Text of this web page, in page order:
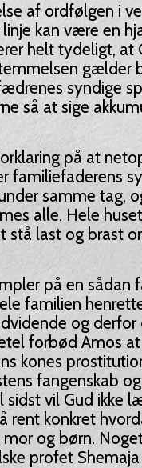
af ordfølgen i
kan være en
helt tydeligt, at
gælder
syndige
så at sige
på at
familiefaderens
samme tag,
alle. Hele
stå last og brast
på en sådan
familien
og derfor
forbød Amos
kones
fangenskab
sidst vil Gud ikke
rent konkret
mor og børn.
profet Shemaja